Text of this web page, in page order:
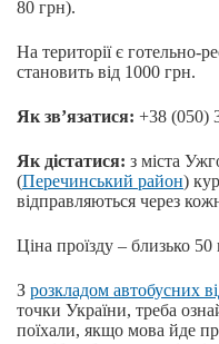
80 грн).
На території є готельно-
становить від 1000 грн.
Як зв’язатися: +38 (050)
Як дістатися: з міста
(Перечинський район)
відправляються через
Ціна проїзду – близько 50
З розкладом автобусних
точки України, треба
поїхали, якщо мова йде